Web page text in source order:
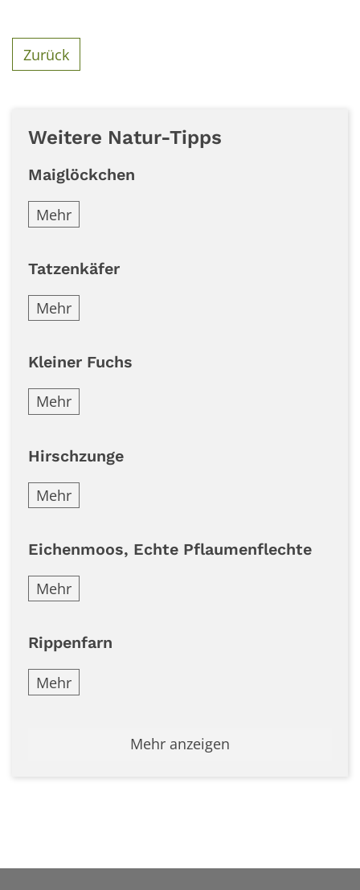
Zurück
Weitere Natur-Tipps
Maiglöckchen
Mehr
Tatzenkäfer
Mehr
Kleiner Fuchs
Mehr
Hirschzunge
Mehr
Eichenmoos, Echte Pflaumenflechte
Mehr
Rippenfarn
Mehr
Mehr anzeigen